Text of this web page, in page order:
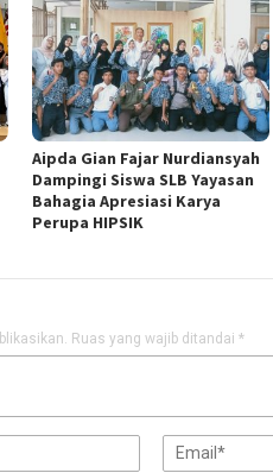
Aipda Gian Fajar Nurdiansyah
Dampingi Siswa SLB Yayasan
Bahagia Apresiasi Karya
Perupa HIPSIK
Ruas yang wajib ditandai *